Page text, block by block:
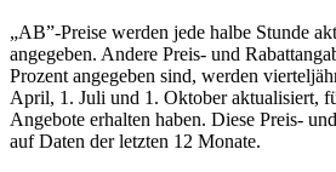
„AB”-Preise werden jede halbe Stunde
angegeben. Andere Preis- und
Prozent angegeben sind, werden
April, 1. Juli und 1. Oktober aktualisiert,
Angebote erhalten haben. Diese Preis-
auf Daten der letzten 12 Monate.